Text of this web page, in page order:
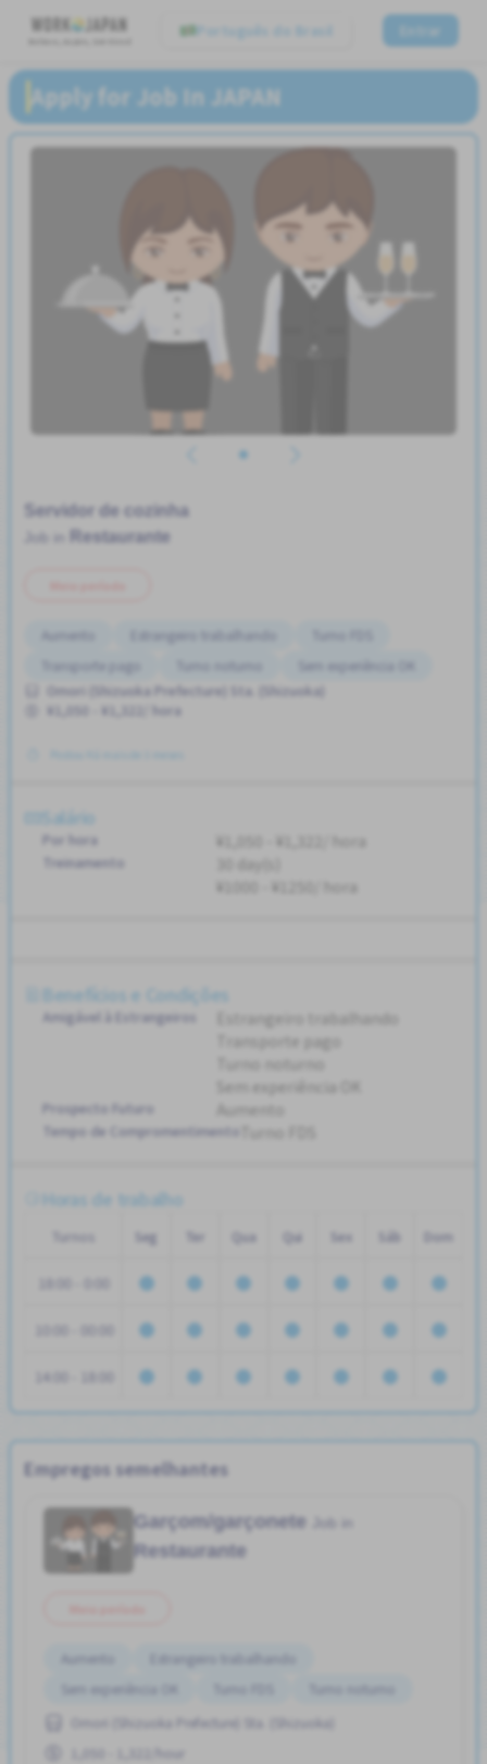
Português do Brasil Entrar
Apply for Job In JAPAN
Servidor de cozinha
Restaurante
Aumento Estrangeiro trabalhando
Transporte pago
Sem experiência OK
Omori (Shizuoka Prefecture) Sta. (Shizuoka)
¥1,050 - ¥1,322/ hora
Salário
Por hora ¥1,050 - ¥1,322/ hora
Treinamento
30 day(s)
¥1000 - ¥1250/ hora
Benefícios e Condições
Amigável à Estrangeiros
Estrangeiro trabalhando
Transporte pago
Sem experiência OK
Prospecto Futuro Aumento
Tempo de Compromentimento
Horas de trabalho
Turnos Seg Ter Qua Qui Sex Sáb Dom
14:00 - 18:00
Empregos semelhantes
Garçom/garçonete
Restaurante
Aumento
Estrangeiro trabalhando
Sem experiência OK
Omori (Shizuoka Prefecture) Sta. (Shizuoka)
1,050 - 1,322/hour